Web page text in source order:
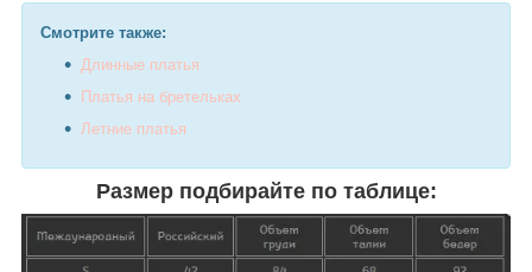
Смотрите также:
Длинные платья
Платья на бретельках
Летние платья
Размер подбирайте по таблице: